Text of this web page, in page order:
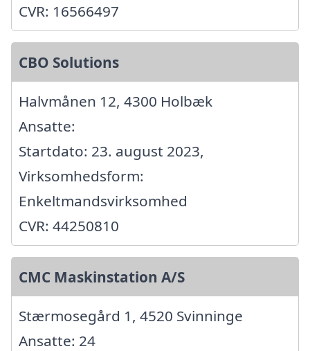
CVR: 16566497
CBO Solutions
Halvmånen 12, 4300 Holbæk
Ansatte:
Startdato: 23. august 2023,
Virksomhedsform:
Enkeltmandsvirksomhed
CVR: 44250810
CMC Maskinstation A/S
Stærmosegård 1, 4520 Svinninge
Ansatte: 24